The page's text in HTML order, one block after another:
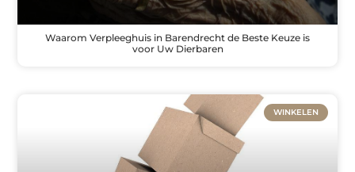
Waarom Verpleeghuis in Barendrecht de Beste Keuze is
voor Uw Dierbaren
WINKELEN